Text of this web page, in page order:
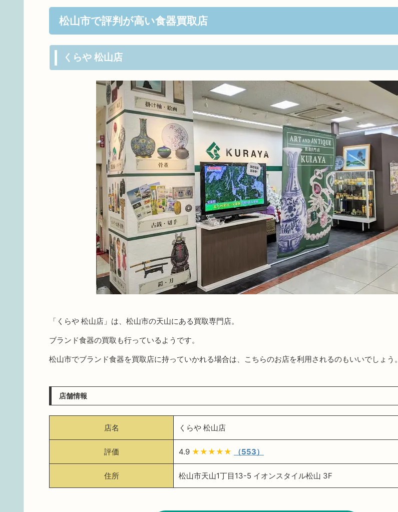
松山市で評判が高い食器買取店
くらや 松山店
「くらや 松山店」は、松山市の天山にある買取専門店。
ブランド食器の買取も行っているようです。
松山市でブランド食器を買取店に持っていかれる場合は、こちらのお店を利用されるのもいいでしょう。
店舗情報
店名 くらや 松山店
評価 4.9 ★★★★★ （553）
住所 松山市天山1丁目13-5 イオンスタイル松山 3F